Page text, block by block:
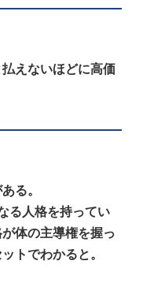
えないほどに高価
る。
る人格を持ってい
体の主導権を握っ
トでわかると。